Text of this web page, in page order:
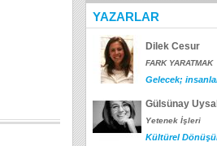
YAZARLAR
Dilek Cesur
FARK YARATMAK
Gelecek;
Gülsünay Uysal
Yetenek İşleri
Kültürel